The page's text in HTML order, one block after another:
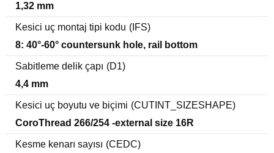
1,32 mm
Kesici uç montaj tipi kodu (IFS)
8: 40°-60° countersunk hole, rail bottom
Sabitleme delik çapı (D1)
4,4 mm
Kesici uç boyutu ve biçimi (CUTINT_SIZESHAPE)
CoroThread 266/254 -external size 16R
Kesme kenarı sayısı (CEDC)